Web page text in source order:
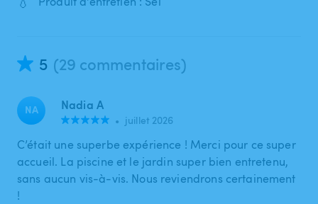
5 (29 commentaires)
NA Nadia A
• juillet 2026
C’était une superbe expérience ! Merci pour ce super
accueil. La piscine et le jardin super bien entretenu,
sans aucun vis-à-vis. Nous reviendrons certainement
!